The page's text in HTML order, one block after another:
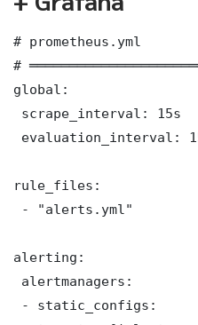
# prometheus.yml
#
global:
scrape_interval: 15s
evaluation_interval:
rule_files:
- "alerts.yml"
alerting:
alertmanagers:
- static_configs: